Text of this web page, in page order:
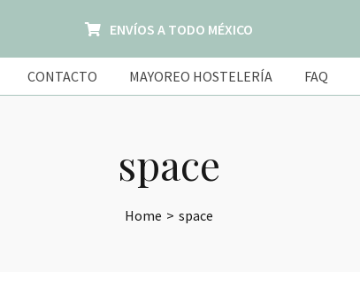
ENVÍOS A TODO MÉXICO
CONTACTO MAYOREO HOSTELERÍA FAQ
space
Home > space